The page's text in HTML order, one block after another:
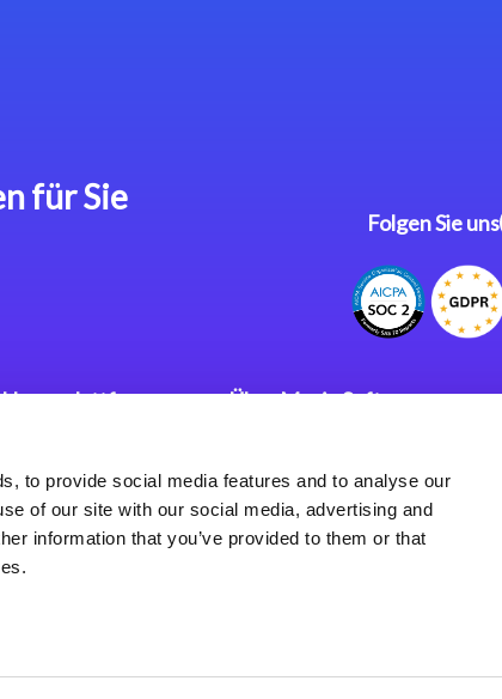
to provide social media features and to analyse our
of our site with our social media, advertising and
information that you’ve provided to them or that
für Sie
Folgen Sie uns
Application
Über Magic Software
Karriere
Datenschutzerklärung
Weltweite Niederlassungen